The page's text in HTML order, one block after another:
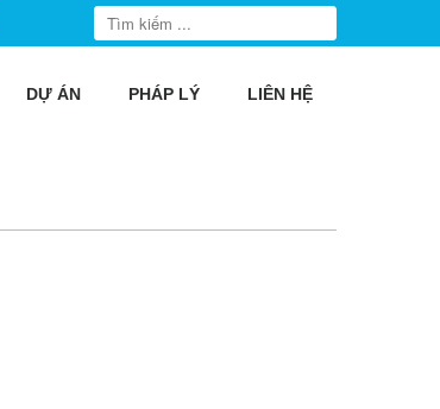
DỰ ÁN PHÁP LÝ LIÊN HỆ